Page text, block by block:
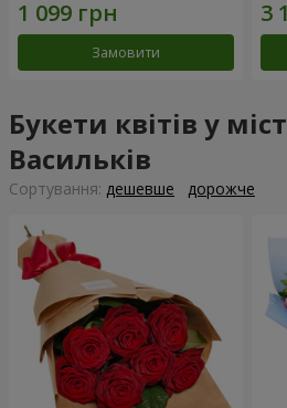
Замовити
Букети квітів у
Васильків
Сортування: дешевше дорожче